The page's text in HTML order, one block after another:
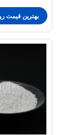
بهترین قیمت